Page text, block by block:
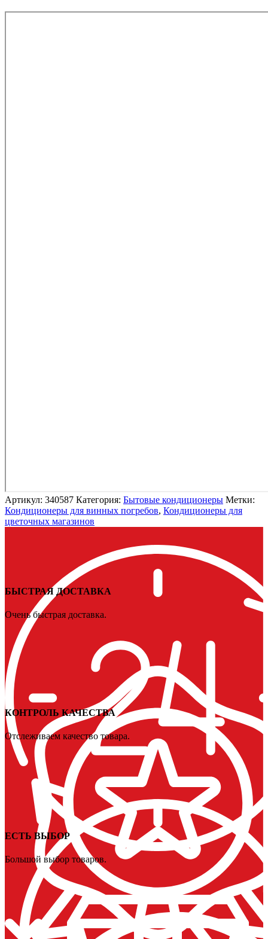
Артикул: 340587 Категория: Бытовые кондиционеры Метки:
Кондиционеры для винных погребов, Кондиционеры для
цветочных магазинов
БЫСТРАЯ ДОСТАВКА
Очень быстрая доставка.
КОНТРОЛЬ КАЧЕСТВА
Отслеживаем качество товара.
ЕСТЬ ВЫБОР
Большой выбор товаров.